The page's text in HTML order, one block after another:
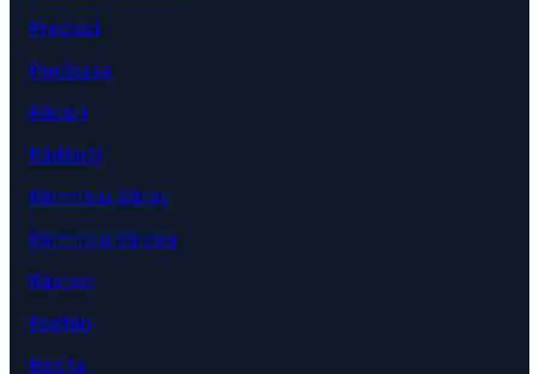
Predeal
Pucioasa
Răcari
Rădăuți
Râmnicu Sărat
Râmnicu Vâlcea
Râșnov
Reghin
Reșița